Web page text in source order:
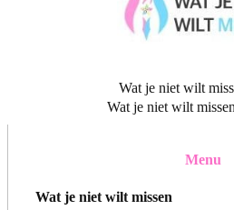
Wat je niet wilt
Wat je niet wilt
Menu
Wat je niet wilt missen